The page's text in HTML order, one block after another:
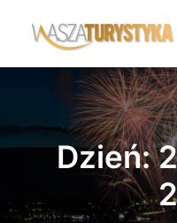
Księga wspomnień
Biura podróży
Transport
Noclegi
Dzień: